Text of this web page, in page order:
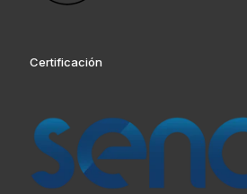
Certificación